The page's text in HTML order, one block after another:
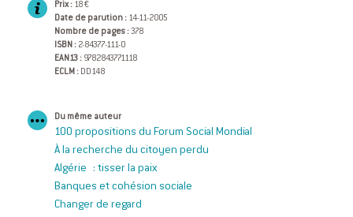
Prix : 18 €
Date de parution : 14-11-2005
Nombre de pages :378
ISBN : 2-84377-111-0
EAN13 : 9782843771118
ECLM : DD148
Du même auteur
100 propositions du Forum Social Mondial
À la recherche du citoyen perdu
Algérie : tisser la paix
Banques et cohésion sociale
Changer de regard